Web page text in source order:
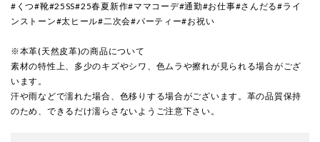
#くつ#靴#25SS#25春夏新作#ママコーデ#通勤#お仕事#さんだる#ライ
ンストーン#太ヒール#二次会#パーティー#お祝い
※本革(天然皮革)の商品について
素材の特性上、多少のキズやシワ、色ムラや擦れが見られる場合がござ
います。
汗や雨などで濡れた場合、色移りする場合がございます。革の品質保持
のため、できるだけ濡らさないようご注意下さい。